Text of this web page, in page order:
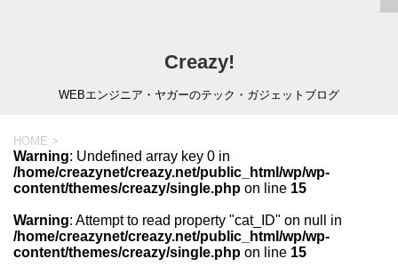
Creazy!
WEBエンジニア・ヤガーのテック・ガジェットブログ
HOME >
Warning: Undefined array key 0 in
/home/creazynet/creazy.net/public_html/wp/wp-
content/themes/creazy/single.php on line 15
Warning: Attempt to read property "cat_ID" on null in
/home/creazynet/creazy.net/public_html/wp/wp-
content/themes/creazy/single.php on line 15